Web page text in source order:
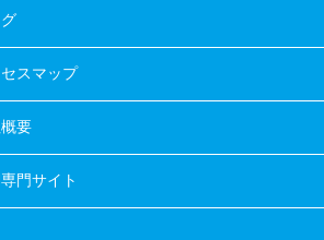
スマップ
要
門サイト